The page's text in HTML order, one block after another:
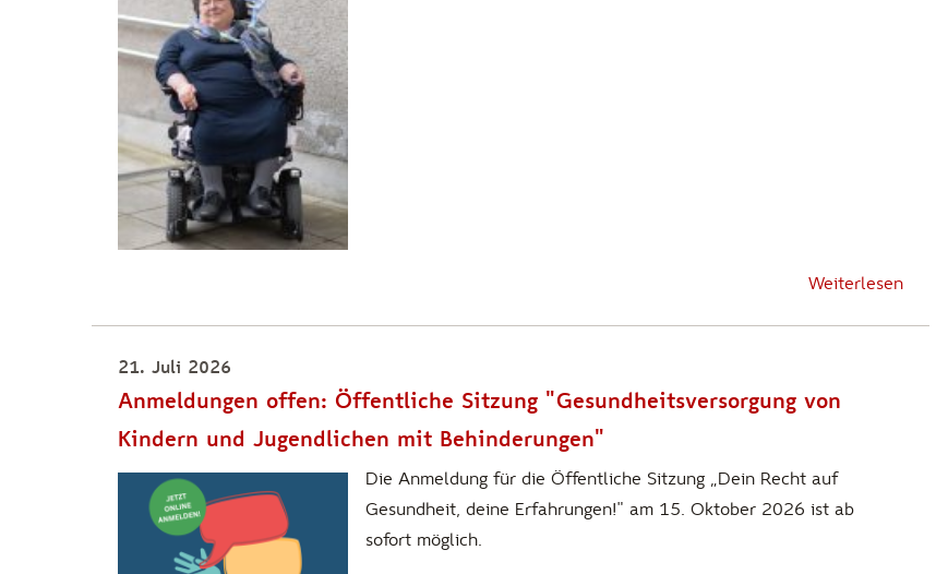
Weiterlesen
21. Juli 2026
Anmeldungen offen: Öffentliche Sitzung "Gesundheitsversorgung von
Kindern und Jugendlichen mit Behinderungen"
Die Anmeldung für die Öffentliche Sitzung „Dein Recht auf
Gesundheit, deine Erfahrungen!" am 15. Oktober 2026 ist ab
sofort möglich.